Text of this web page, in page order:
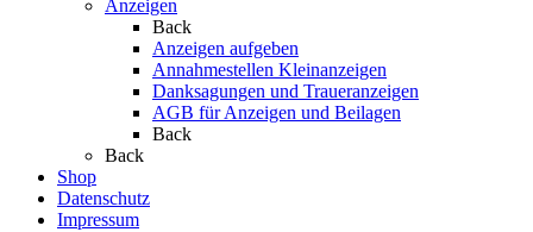
Anzeigen
Back
Anzeigen aufgeben
Annahmestellen Kleinanzeigen
Danksagungen und Traueranzeigen
AGB für Anzeigen und Beilagen
Back
Back
Shop
Datenschutz
Impressum